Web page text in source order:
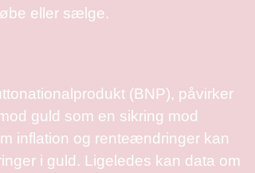
eller sælge.
(BNP), påvirker
guld som en sikring mod
inflation og renteændringer kan
i guld. Ligeledes kan data om